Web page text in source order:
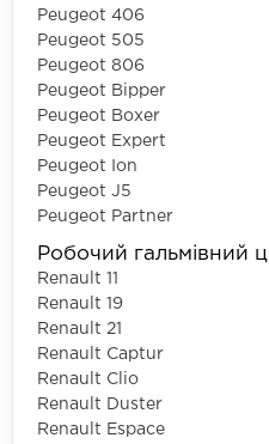
Peugeot 406
Peugeot 505
Peugeot 806
Peugeot Bipper
Peugeot Boxer
Peugeot Expert
Peugeot Ion
Peugeot J5
Peugeot Partner
Робочий гальмівний
Renault 11
Renault 19
Renault 21
Renault Captur
Renault Clio
Renault Duster
Renault Espace